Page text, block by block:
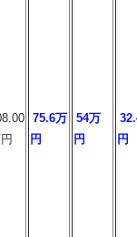
75.6万
円
54万
円
円